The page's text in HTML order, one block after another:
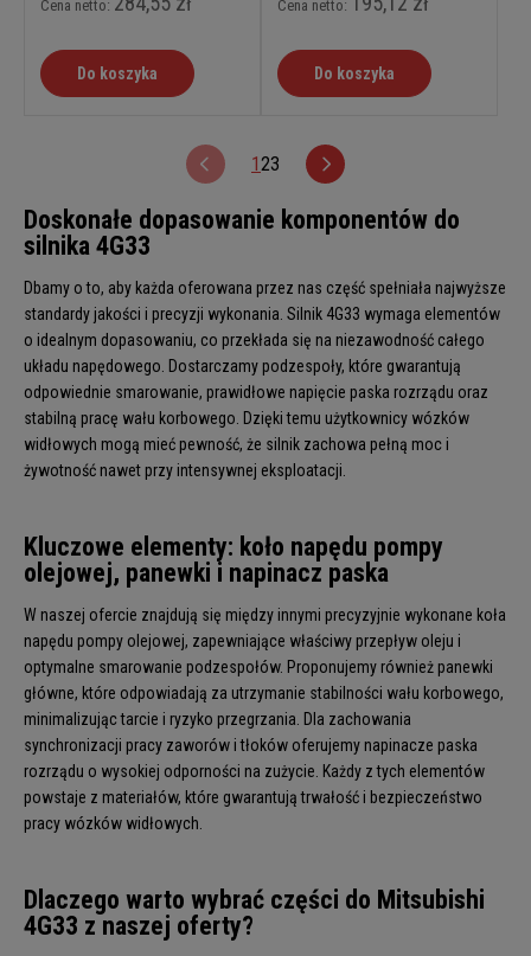
Cena netto:
Do koszyka
Cena netto:
Do koszyka
1 23
Doskonałe dopasowanie komponentów do
silnika 4G33
Dbamy o to, aby każda oferowana przez nas część spełniała najwyższe
standardy jakości i precyzji wykonania. Silnik 4G33 wymaga elementów
o idealnym dopasowaniu, co przekłada się na niezawodność całego
układu napędowego. Dostarczamy podzespoły, które gwarantują
odpowiednie smarowanie, prawidłowe napięcie paska rozrządu oraz
stabilną pracę wału korbowego. Dzięki temu użytkownicy wózków
widłowych mogą mieć pewność, że silnik zachowa pełną moc i
żywotność nawet przy intensywnej eksploatacji.
Kluczowe elementy: koło napędu pompy
olejowej, panewki i napinacz paska
W naszej ofercie znajdują się między innymi precyzyjnie wykonane koła
napędu pompy olejowej, zapewniające właściwy przepływ oleju i
optymalne smarowanie podzespołów. Proponujemy również panewki
główne, które odpowiadają za utrzymanie stabilności wału korbowego,
minimalizując tarcie i ryzyko przegrzania. Dla zachowania
synchronizacji pracy zaworów i tłoków oferujemy napinacze paska
rozrządu o wysokiej odporności na zużycie. Każdy z tych elementów
powstaje z materiałów, które gwarantują trwałość i bezpieczeństwo
pracy wózków widłowych.
Dlaczego warto wybrać części do Mitsubishi
4G33 z naszej oferty?